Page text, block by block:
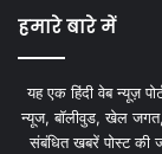
हमारे बारे में
यह एक हिंदी वेब न्यूज़
न्यूज, बॉलीवुड, खेल जगत,
संबंधित खबरें पोस्ट की